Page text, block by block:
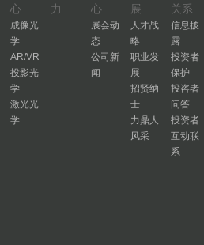
心
成像光
学
AR/VR
投影光
学
激光光
学
力
心
展会动
态
公司新
闻
展
人才战
略
职业发
展
招贤纳
士
力鼎人
风采
关系
信息披
露
投资者
保护
投咨者
问答
投资者
互动联
系